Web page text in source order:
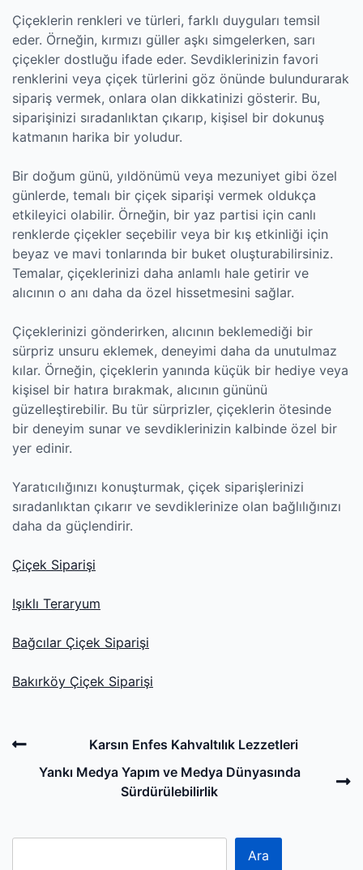
Çiçeklerin renkleri ve türleri, farklı duyguları temsil
eder. Örneğin, kırmızı güller aşkı simgelerken, sarı
çiçekler dostluğu ifade eder. Sevdiklerinizin favori
renklerini veya çiçek türlerini göz önünde bulundurarak
sipariş vermek, onlara olan dikkatinizi gösterir. Bu,
siparişinizi sıradanlıktan çıkarıp, kişisel bir dokunuş
katmanın harika bir yoludur.
Bir doğum günü, yıldönümü veya mezuniyet gibi özel
günlerde, temalı bir çiçek siparişi vermek oldukça
etkileyici olabilir. Örneğin, bir yaz partisi için canlı
renklerde çiçekler seçebilir veya bir kış etkinliği için
beyaz ve mavi tonlarında bir buket oluşturabilirsiniz.
Temalar, çiçeklerinizi daha anlamlı hale getirir ve
alıcının o anı daha da özel hissetmesini sağlar.
Çiçeklerinizi gönderirken, alıcının beklemediği bir
sürpriz unsuru eklemek, deneyimi daha da unutulmaz
kılar. Örneğin, çiçeklerin yanında küçük bir hediye veya
kişisel bir hatıra bırakmak, alıcının gününü
güzelleştirebilir. Bu tür sürprizler, çiçeklerin ötesinde
bir deneyim sunar ve sevdiklerinizin kalbinde özel bir
yer edinir.
Yaratıcılığınızı konuşturmak, çiçek siparişlerinizi
sıradanlıktan çıkarır ve sevdiklerinize olan bağlılığınızı
daha da güçlendirir.
Çiçek Siparişi
Işıklı Teraryum
Bağcılar Çiçek Siparişi
Bakırköy Çiçek Siparişi
Post
navigation
Previous
Karsın Enfes Kahvaltılık Lezzetleri
Yankı Medya Yapım ve Medya Dünyasında
Sürdürülebilirlik
Ara